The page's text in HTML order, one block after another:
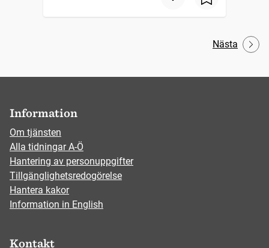
Nästa
Information
Om tjänsten
Alla tidningar A-Ö
Hantering av personuppgifter
Tillgänglighetsredogörelse
Hantera kakor
Information in English
Kontakt